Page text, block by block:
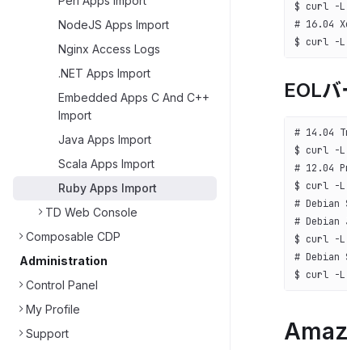
NodeJS Apps Import
Nginx Access Logs
.NET Apps Import
Embedded Apps C And C++
Import
Java Apps Import
Scala Apps Import
Ruby Apps Import
TD Web Console
Composable CDP
Administration
Control Panel
My Profile
Support
$ curl -L
# 16.04
$ curl -L
EOL
# 14.04
$ curl -L
# 12.04
$ curl -L
#
#
$ curl -L
# Debian
$ curl -L